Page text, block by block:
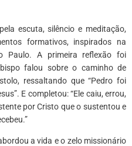
escuta, silêncio e meditação,
formativos, inspirados na
Paulo. A primeira reflexão foi
falou sobre o caminho de
ressaltando que “Pedro foi
E completou: “Ele caiu, errou,
por Cristo que o sustentou e
a vida e o zelo missionário